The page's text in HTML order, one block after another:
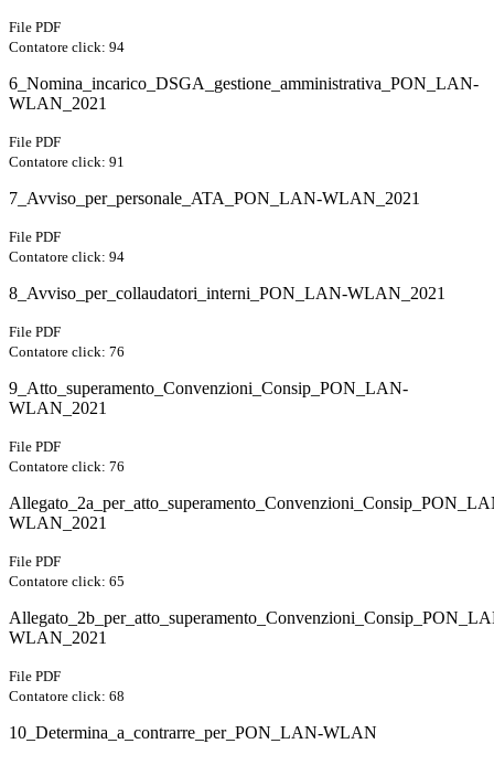
File PDF
Contatore click: 94
6_Nomina_incarico_DSGA_gestione_amministrativa_PON_LAN-
WLAN_2021
File PDF
Contatore click: 91
7_Avviso_per_personale_ATA_PON_LAN-WLAN_2021
File PDF
Contatore click: 94
8_Avviso_per_collaudatori_interni_PON_LAN-WLAN_2021
File PDF
Contatore click: 76
9_Atto_superamento_Convenzioni_Consip_PON_LAN-
WLAN_2021
File PDF
Contatore click: 76
WLAN_2021
File PDF
Contatore click: 65
WLAN_2021
File PDF
Contatore click: 68
10_Determina_a_contrarre_per_PON_LAN-WLAN